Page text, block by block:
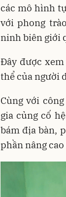
các mô hình
với phong
ninh biên giới
Đây được
thể của người
Cùng với
gia củng cố
bám địa bàn,
phần nâng